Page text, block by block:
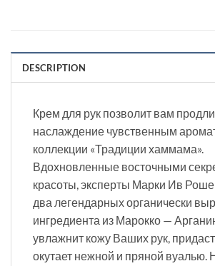
DESCRIPTION
Крем для рук позволит вам
наслаждение чувственным
коллекции «Традиции хаммама».
Вдохновленные восточными
красоты, эксперты Марки Ив
два легендарных органически
ингредиента из Марокко —
увлажнит кожу Ваших рук, придаст
окутает нежной и пряной вуалью.